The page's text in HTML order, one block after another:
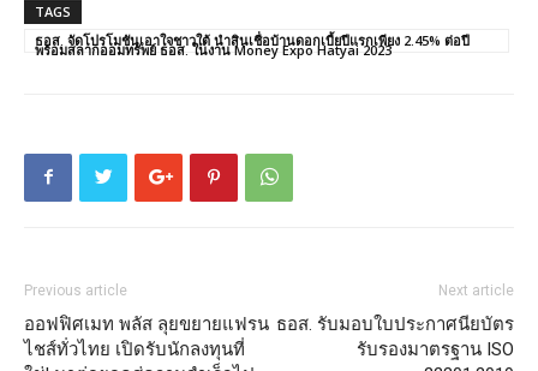
TAGS
ธอส. จัดโปรโมชันเอาใจชาวใต้ นำสินเชื่อบ้านดอกเบี้ยปีแรกเพียง 2.45% ต่อปี
พร้อมสลากออมทรัพย์ ธอส. ในงาน Money Expo Hatyai 2023
Previous article
ออฟฟิศเมท พลัส ลุยขยายแฟรน
ไชส์ทั่วไทย เปิดรับนักลงทุนที่
Next article
ธอส. รับมอบใบประกาศนียบัตร
รับรองมาตรฐาน ISO